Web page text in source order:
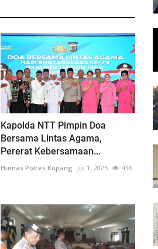
Kapolda NTT Pimpin Doa
Bersama Lintas Agama,
Pererat Kebersamaan...
Humas Polres Kupang Jul 1, 2025 436